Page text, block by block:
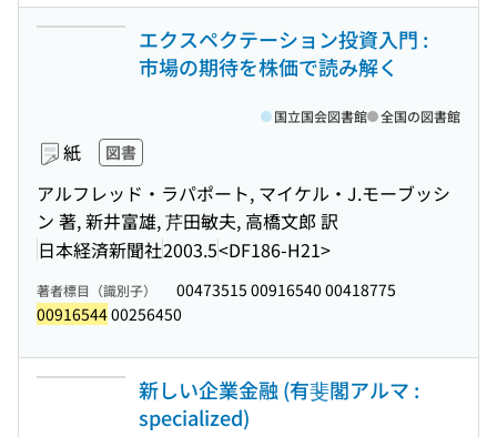
エクスペクテーション投資入門 :
市場の期待を株価で読み解く
紙 図書
アルフレッド・ラパポート, マイケル・J.モーブッシ
ン 著, 新井富雄, 芹田敏夫, 高橋文郎 訳
日本経済新聞社2003.5<DF186-H21>
国立国会図書館 全国の図書館
著者標目（識別子）
00473515 00916540 00418775
0091654400256450
新しい企業金融 (有斐閣アルマ :
specialized)